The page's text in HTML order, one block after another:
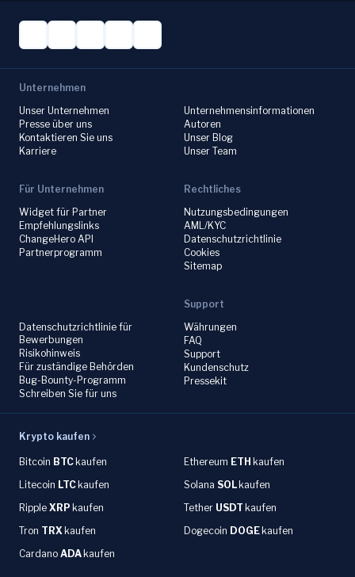
Unternehmen
Unser Unternehmen
Presse über uns
Kontaktieren Sie uns
Karriere
Unternehmensinformationen
Autoren
Unser Blog
Unser Team
Für Unternehmen
Widget für Partner
Empfehlungslinks
ChangeHero API
Partnerprogramm
Rechtliches
Nutzungsbedingungen
AML/KYC
Datenschutzrichtlinie
Cookies
Sitemap
Datenschutzrichtlinie für
Bewerbungen
Risikohinweis
Für zuständige Behörden
Bug-Bounty-Programm
Schreiben Sie für uns
Support
Währungen
FAQ
Support
Kundenschutz
Pressekit
Krypto kaufen
Bitcoin BTC kaufen Ethereum ETH kaufen
Litecoin LTC kaufen Solana SOL kaufen
Ripple XRP kaufen Tether USDT kaufen
Tron TRX kaufen Dogecoin DOGE kaufen
Cardano ADA kaufen